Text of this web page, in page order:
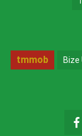
tmmob Bize